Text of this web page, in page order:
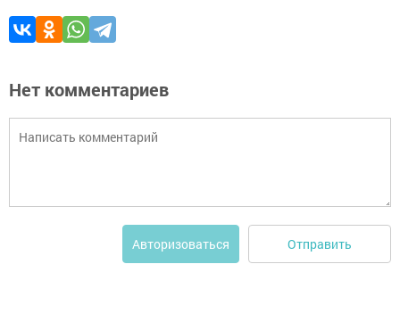
Нет комментариев
Авторизоваться Отправить